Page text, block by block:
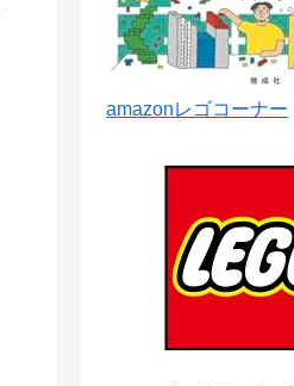
amazonレゴコーナー